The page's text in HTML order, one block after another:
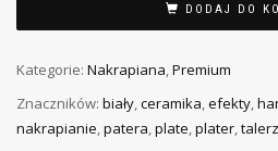
DODAJ DO
Kategorie: Nakrapiana,Premium
Znaczników: biały,ceramika,efekty,
nakrapianie,patera,plate,plater,talerz